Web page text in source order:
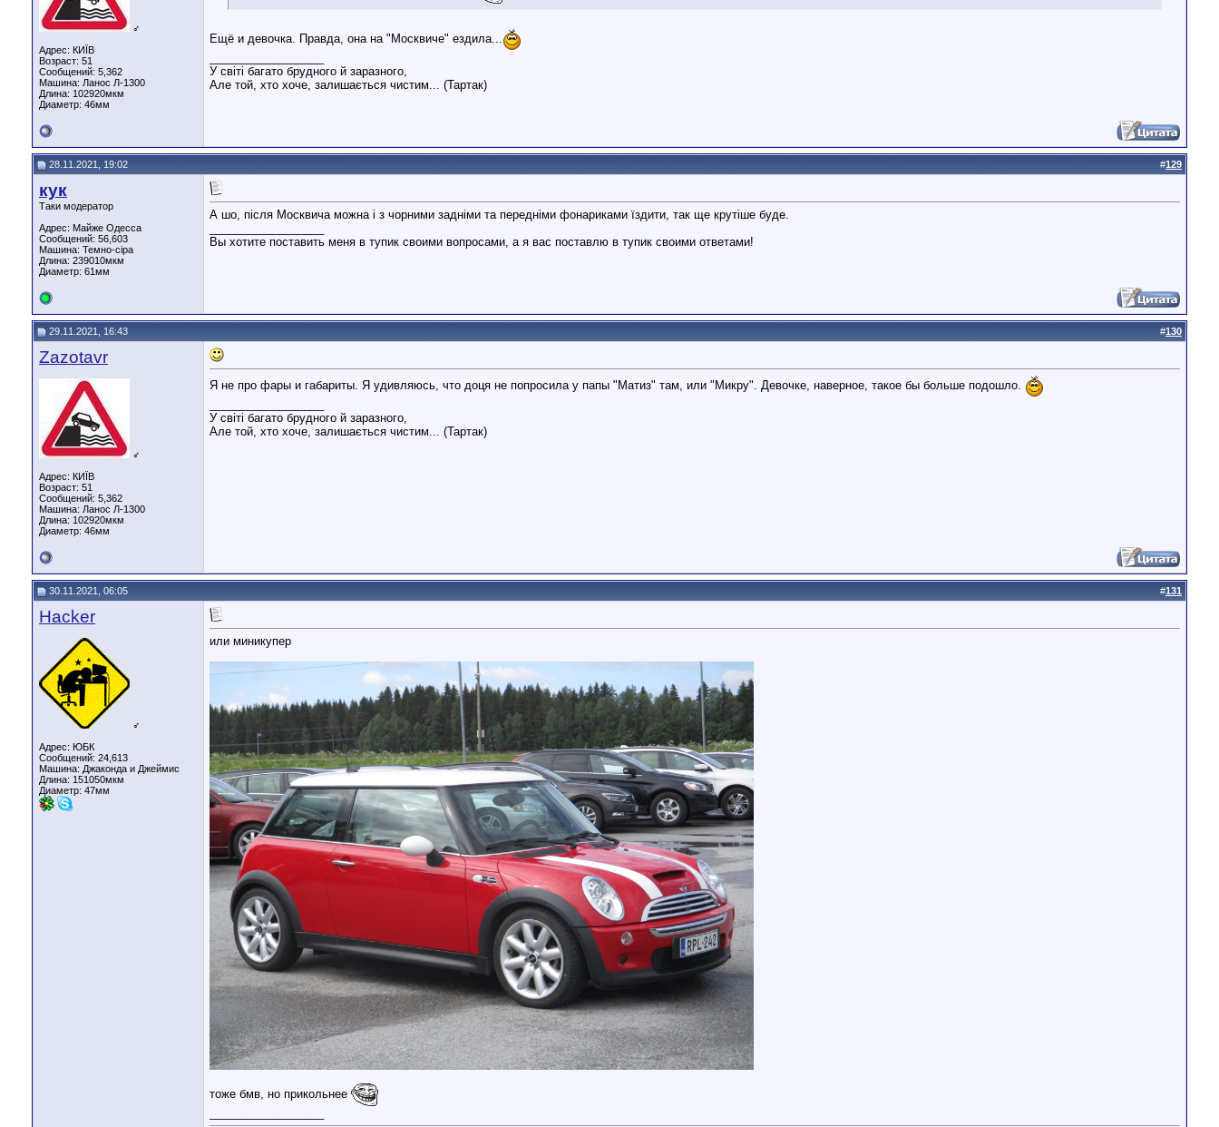
♂
Адрес: КИЇВ
Возраст: 51
Сообщений: 5,362
Машина: Ланос Л-1300
Длина: 102920мкм
Диаметр: 46мм
Ещё и девочка. Правда, она на "Москвиче" ездила...
У світі багато брудного й заразного,
Але той, хто хоче, залишається чистим... (Тартак)
28.11.2021, 19:02 #129
кук
Таки модератор
Адрес: Майже Одесса
Сообщений: 56,603
Машина: Темно-сіра
Длина: 239010мкм
Диаметр: 61мм
А шо, після Москвича можна і з чорними задніми та передніми фонариками їздити, так ще крутіше буде.
Вы хотите поставить меня в тупик своими вопросами, а я вас поставлю в тупик своими ответами!
29.11.2021, 16:43 #130
Zazotavr
♂
Адрес: КИЇВ
Возраст: 51
Сообщений: 5,362
Машина: Ланос Л-1300
Длина: 102920мкм
Диаметр: 46мм
Я не про фары и габариты. Я удивляюсь, что доця не попросила у папы "Матиз" там, или "Микру". Девочке, наверное, такое бы больше подошло.
У світі багато брудного й заразного,
Але той, хто хоче, залишається чистим... (Тартак)
30.11.2021, 06:05 #131
Hacker
♂
Адрес: ЮБК
Сообщений: 24,613
Машина: Джаконда и Джеймис
Длина: 151050мкм
Диаметр: 47мм
или миникупер
тоже бмв, но прикольнее